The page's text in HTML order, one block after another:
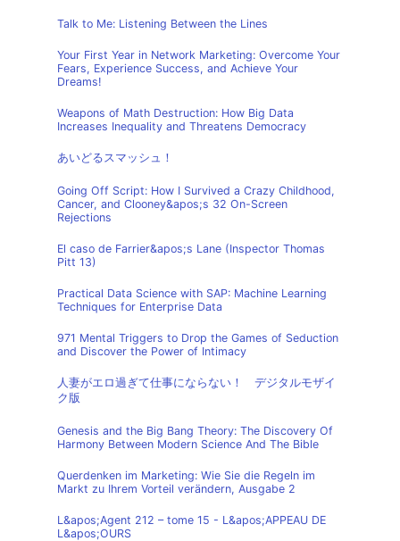
Talk to Me: Listening Between the Lines
Your First Year in Network Marketing: Overcome Your
Fears, Experience Success, and Achieve Your
Dreams!
Weapons of Math Destruction: How Big Data
Increases Inequality and Threatens Democracy
あいどるスマッシュ！
Going Off Script: How I Survived a Crazy Childhood,
Cancer, and Clooney&apos;s 32 On-Screen
Rejections
El caso de Farrier&apos;s Lane (Inspector Thomas
Pitt 13)
Practical Data Science with SAP: Machine Learning
Techniques for Enterprise Data
971 Mental Triggers to Drop the Games of Seduction
and Discover the Power of Intimacy
人妻がエロ過ぎて仕事にならない！ デジタルモザイ
ク版
Genesis and the Big Bang Theory: The Discovery Of
Harmony Between Modern Science And The Bible
Querdenken im Marketing: Wie Sie die Regeln im
Markt zu Ihrem Vorteil verändern, Ausgabe 2
L&apos;Agent 212 – tome 15 - L&apos;APPEAU DE
L&apos;OURS